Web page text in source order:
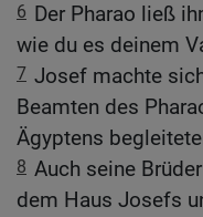
6 Der Pharao ließ
wie du es deinem
7 Josef machte
Beamten des
Ägyptens
8 Auch seine
dem Haus Josefs